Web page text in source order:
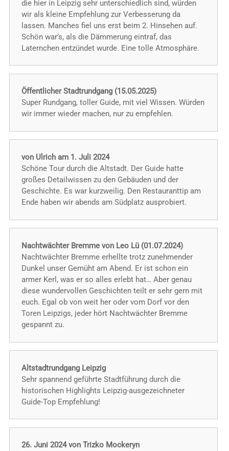
die hier in Leipzig sehr unterschiedlich sind, würden
wir als kleine Empfehlung zur Verbesserung da
lassen. Manches fiel uns erst beim 2. Hinsehen auf.
Schön war’s, als die Dämmerung eintraf, das
Laternchen entzündet wurde. Eine tolle Atmosphäre.
Öffentlicher Stadtrundgang (15.05.2025)
Super Rundgang, toller Guide, mit viel Wissen. Würden
wir immer wieder machen, nur zu empfehlen.
von Ulrich am 1. Juli 2024
Schöne Tour durch die Altstadt. Der Guide hatte
großes Detailwissen zu den Gebäuden und der
Geschichte. Es war kurzweilig. Den Restauranttip am
Ende haben wir abends am Südplatz ausprobiert.
Nachtwächter Bremme von Leo Lü (01.07.2024)
Nachtwächter Bremme erhellte trotz zunehmender
Dunkel unser Gemüht am Abend. Er ist schon ein
armer Kerl, was er so alles erlebt hat… Aber genau
diese wundervollen Geschichten teilt er sehr gern mit
euch. Egal ob von weit her oder vom Dorf vor den
Toren Leipzigs, jeder hört Nachtwächter Bremme
gespannt zu.
Altstadtrundgang Leipzig
Sehr spannend geführte Stadtführung durch die
historischen Highlights Leipzig-ausgezeichneter
Guide-Top Empfehlung!
26. Juni 2024 von Trizko Mockeryn